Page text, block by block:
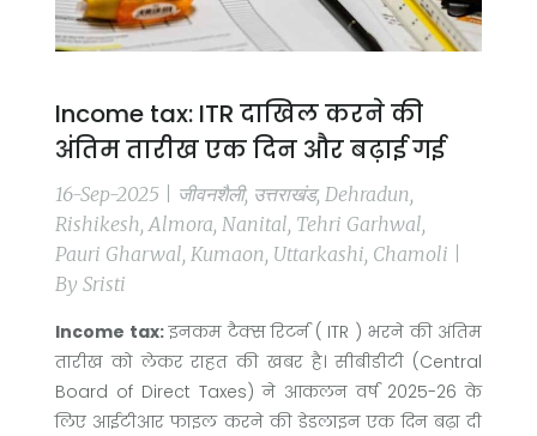
Income tax: ITR दाखिल करने की
अंतिम तारीख एक दिन और बढ़ाई गई
16-Sep-2025 | जीवनशैली, उत्तराखंड, Dehradun,
Rishikesh, Almora, Nanital, Tehri Garhwal,
Pauri Gharwal, Kumaon, Uttarkashi, Chamoli |
By Sristi
Income tax:इनकम टैक्‍स रिटर्न ( ITR ) भरने की अंतिम
तारीख को लेकर राहत की खबर है। सीबीडीटी (Central
Board of Direct Taxes) ने आकलन वर्ष 2025-26 के
लिए आईटीआर फाइल करने की डेडलाइन एक दिन बढ़ा दी